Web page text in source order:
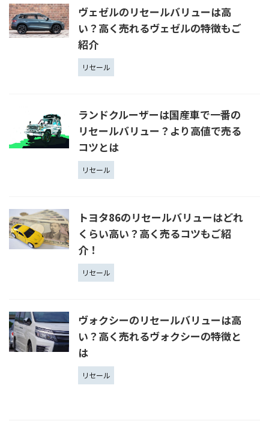
ヴェゼルのリセールバリューは高
い？高く売れるヴェゼルの特徴もご
紹介
リセール
ランドクルーザーは国産車で一番の
リセールバリュー？より高値で売る
コツとは
リセール
トヨタ86のリセールバリューはどれ
くらい高い？高く売るコツもご紹
介！
リセール
ヴォクシーのリセールバリューは高
い？高く売れるヴォクシーの特徴と
は
リセール